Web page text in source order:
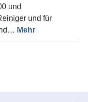
und
und für
Mehr